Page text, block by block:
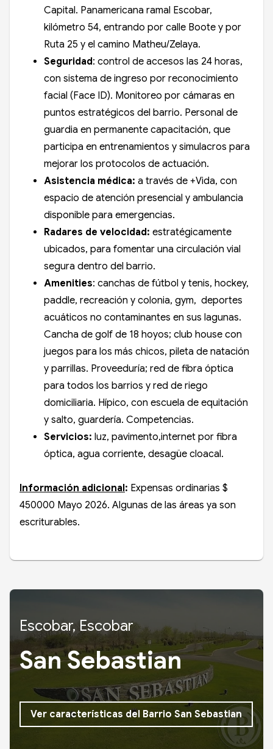
Capital. Panamericana ramal Escobar,
kilómetro 54, entrando por calle Boote y por
Ruta 25 y el camino Matheu/Zelaya.
Seguridad: control de accesos las 24 horas,
con sistema de ingreso por reconocimiento
facial (Face ID). Monitoreo por cámaras en
puntos estratégicos del barrio. Personal de
guardia en permanente capacitación, que
participa en entrenamientos y simulacros para
mejorar los protocolos de actuación.
Asistencia médica: a través de +Vida, con
espacio de atención presencial y ambulancia
disponible para emergencias.
Radares de velocidad: estratégicamente
ubicados, para fomentar una circulación vial
segura dentro del barrio.
Amenities: canchas de fútbol y tenis, hockey,
paddle, recreación y colonia, gym, deportes
acuáticos no contaminantes en sus lagunas.
Cancha de golf de 18 hoyos; club house con
juegos para los más chicos, pileta de natación
y parrillas. Proveeduría; red de fibra óptica
para todos los barrios y red de riego
domiciliaria. Hípico, con escuela de equitación
y salto, guardería. Competencias.
Servicios: luz, pavimento,internet por fibra
óptica, agua corriente, desagüe cloacal.
Información adicional: Expensas ordinarias $
450000 Mayo 2026. Algunas de las áreas ya son
escriturables.
Escobar, Escobar
San Sebastian
Ver características del Barrio San Sebastian